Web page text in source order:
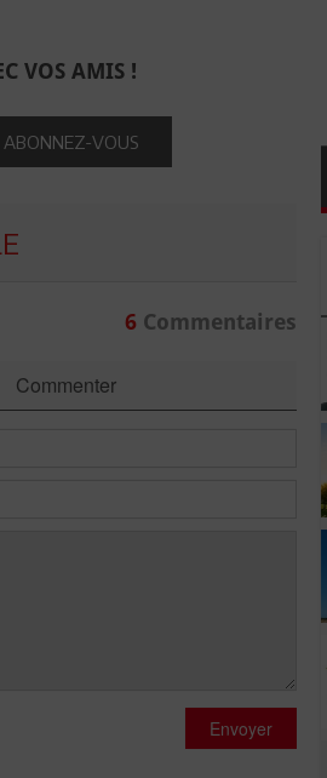
VOS AMIS !
ABONNEZ-VOUS
6 Commentaires
Commenter
Envoyer